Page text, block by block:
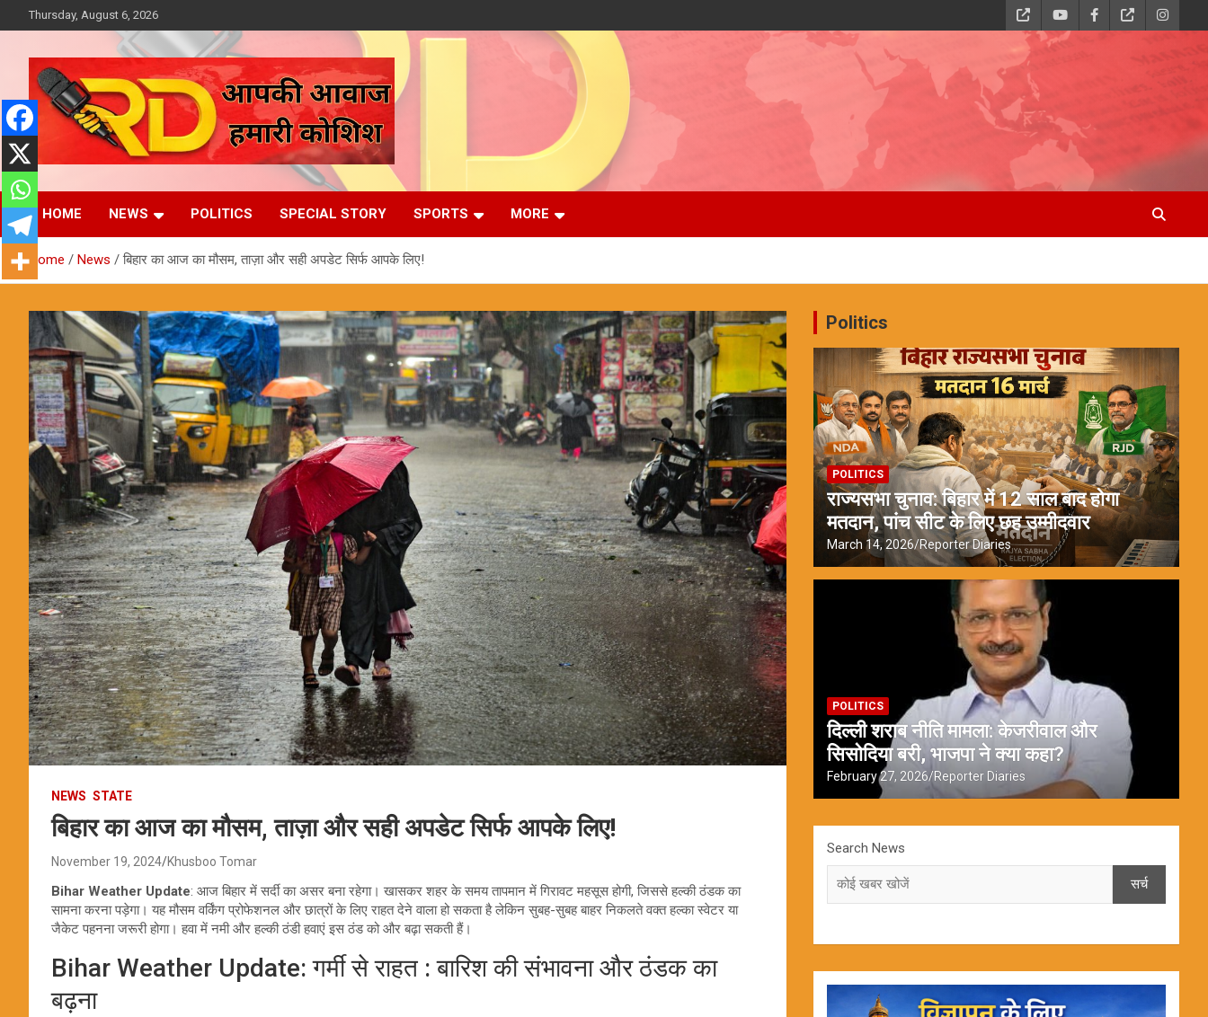
to
Thursday, August 6, 2026
Reporter Diaries
आपकी आवाज, हमारी कोशिश
HOME NEWS POLITICS SPECIAL STORY SPORTS MORE
Home News बिहार का आज का मौसम, ताज़ा और सही अपडेट सिर्फ आपके लिए!
NEWS STATE
बिहार का आज का मौसम, ताज़ा और सही अपडेट सिर्फ आपके लिए!
November 19, 2024 Khusboo Tomar
Bihar Weather Update: आज बिहार में सर्दी का असर बना रहेगा। खासकर शहर के समय तापमान में गिरावट महसूस होगी, जिससे हल्की ठंडक का
सामना करना पड़ेगा। यह मौसम वर्किंग प्रोफेशनल और छात्रों के लिए राहत देने वाला हो सकता है लेकिन सुबह-सुबह बाहर निकलते वक्त हल्का स्वेटर या
जैकेट पहनना जरूरी होगा। हवा में नमी और हल्की ठंडी हवाएं इस ठंड को और बढ़ा सकती हैं।
Bihar Weather Update: गर्मी से राहत : बारिश की संभावना और ठंडक का
बढ़ना
Politics
POLITICS
राज्यसभा चुनाव: बिहार में 12 साल बाद होगा
मतदान, पांच सीट के लिए छह उम्मीदवार
March 14, 2026 Reporter Diaries
POLITICS
दिल्ली शराब नीति मामला: केजरीवाल और
सिसोदिया बरी, भाजपा ने क्या कहा?
February 27, 2026 Reporter Diaries
Search News
सर्च